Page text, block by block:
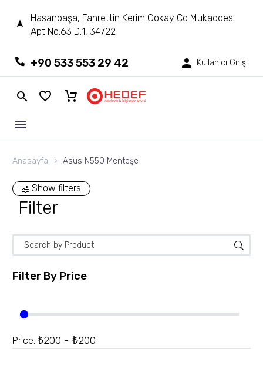
Hasanpaşa, Fahrettin Kerim Gökay Cd Mukaddes
Apt No:63 D:1, 34722
+90 533 553 29 42 Kullanıcı Girişi
Anasayfa Asus N550 Menteşe
Show filters
Filter
Filter By Price
Price: ₺200 - ₺200